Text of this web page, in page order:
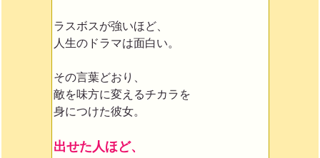
ラスボスが強いほど、
人生のドラマは面白い。
その言葉どおり、
敵を味方に変えるチカラを
身につけた彼女。
出せた人ほど、